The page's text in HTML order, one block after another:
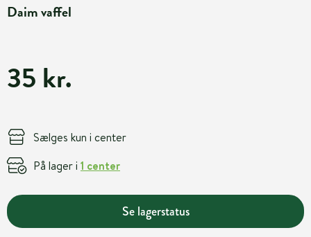
Daim vaffel
35 kr.
Sælges kun i center
På lager i 1 center
Se lagerstatus